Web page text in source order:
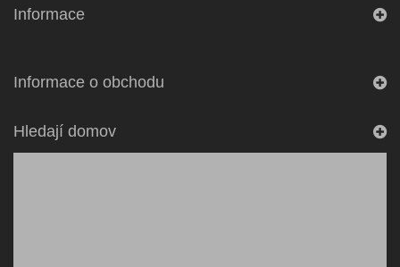
Informace
Informace o obchodu
Hledají domov